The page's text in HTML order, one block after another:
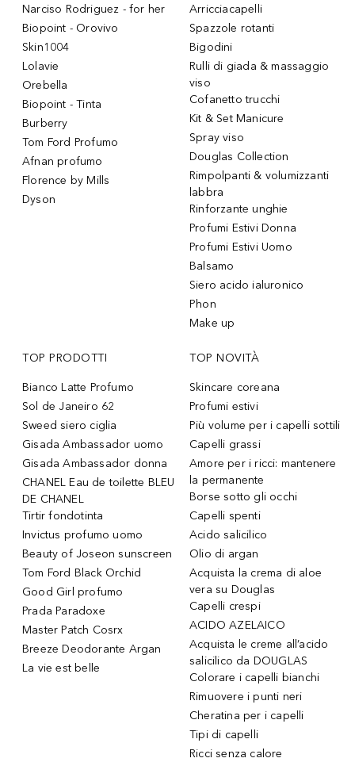
Narciso Rodriguez - for her
Biopoint - Orovivo
Skin1004
Lolavie
Orebella
Biopoint - Tinta
Burberry
Tom Ford Profumo
Afnan profumo
Florence by Mills
Dyson
Arricciacapelli
Spazzole rotanti
Bigodini
Rulli di giada & massaggio
viso
Cofanetto trucchi
Kit & Set Manicure
Spray viso
Douglas Collection
Rimpolpanti & volumizzanti
labbra
Rinforzante unghie
Profumi Estivi Donna
Profumi Estivi Uomo
Balsamo
Siero acido ialuronico
Phon
Make up
TOP PRODOTTI
Bianco Latte Profumo
Sol de Janeiro 62
Sweed siero ciglia
Gisada Ambassador uomo
Gisada Ambassador donna
CHANEL Eau de toilette BLEU
DE CHANEL
Tirtir fondotinta
Invictus profumo uomo
Beauty of Joseon sunscreen
Tom Ford Black Orchid
Good Girl profumo
Prada Paradoxe
Master Patch Cosrx
Breeze Deodorante Argan
La vie est belle
TOP NOVITÀ
Skincare coreana
Profumi estivi
Più volume per i capelli sottili
Capelli grassi
Amore per i ricci: mantenere
la permanente
Borse sotto gli occhi
Capelli spenti
Acido salicilico
Olio di argan
Acquista la crema di aloe
vera su Douglas
Capelli crespi
ACIDO AZELAICO
Acquista le creme all’acido
salicilico da DOUGLAS
Colorare i capelli bianchi
Rimuovere i punti neri
Cheratina per i capelli
Tipi di capelli
Ricci senza calore